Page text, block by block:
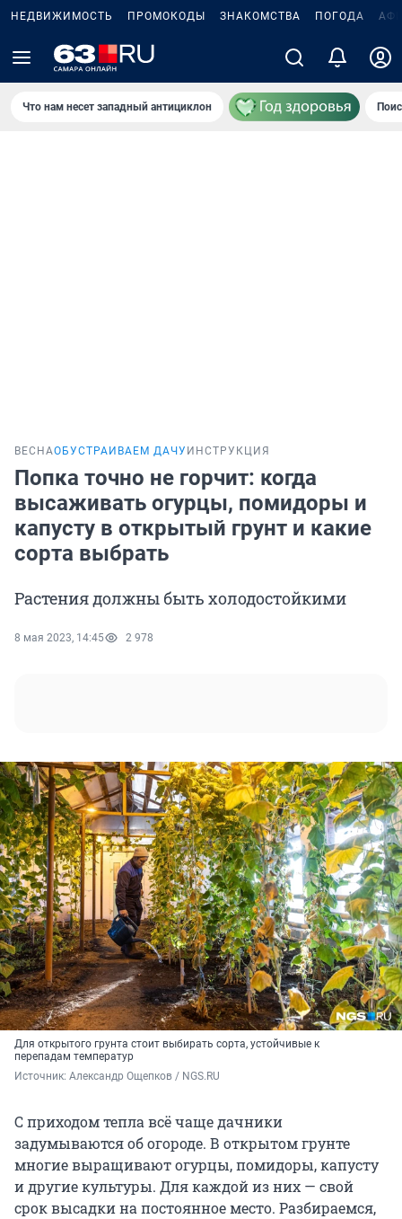
НЕДВИЖИМОСТЬ ПРОМОКОДЫ ЗНАКОМСТВА ПОГОДА
Что нам несет западный антициклон
ВЕСНАОБУСТРАИВАЕМ ДАЧУ ИНСТРУКЦИЯ
Попка точно не горчит: когда
высаживать огурцы, помидоры и
капусту в открытый грунт и какие
сорта выбрать
Растения должны быть холодостойкими
8 мая 2023, 14:45 2 978
Для открытого грунта стоит выбирать сорта, устойчивые к
перепадам температур
Источник: Александр Ощепков / NGS.RU
С приходом тепла всё чаще дачники
задумываются об огороде. В открытом грунте
многие выращивают огурцы, помидоры, капусту
и другие культуры. Для каждой из них — свой
срок высадки на постоянное место. Разбираемся,